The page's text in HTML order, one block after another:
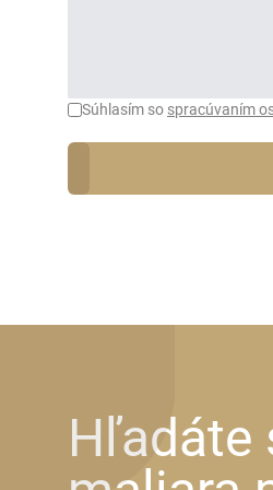
Súhlasím so spracúvaním
Hľadáte